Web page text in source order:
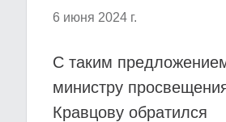
6 июня 2024 г.
С таким
министру
Кравцову обратился